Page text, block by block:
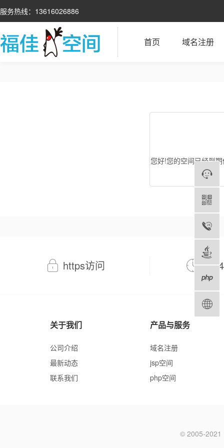
服务热线：13616026886
首页 域名注册
您好!您的空间已经到
https访问
关于我们
公司介绍
最新动态
联系我们
产品与服务
域名注册
jsp空间
php空间
© 2005-2021